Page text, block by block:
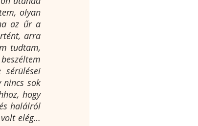
olyan
az űr a
arra
tudtam,
nincs sok
hogy
halálról
elég…